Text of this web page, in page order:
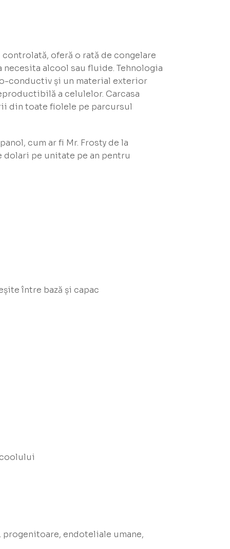
oferă o rată de congelare
alcool sau fluide. Tehnologia
conductiv și un material exterior
a celulelor. Carcasa
din toate fiolele pe parcursul
cum ar fi Mr. Frosty de la
dolari pe unitate pe an pentru
între bază și capac
endoteliale umane,